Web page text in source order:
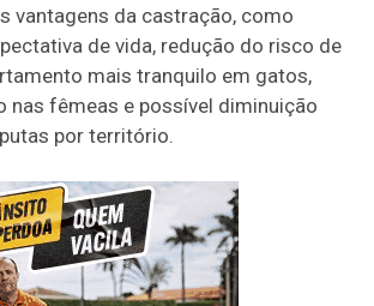
vantagens da castração, como
de vida, redução do risco de
mais tranquilo em gatos,
nas fêmeas e possível diminuição
por território.